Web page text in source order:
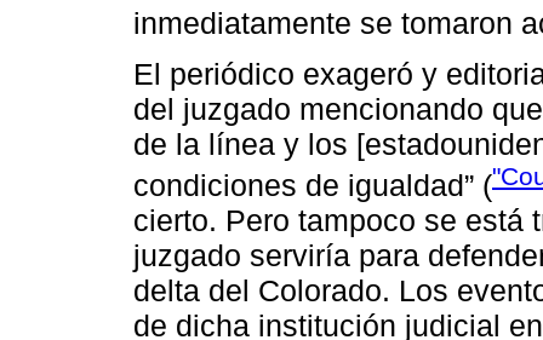
inmediatamente se tomaron
El periódico exageró y
del juzgado mencionando
de la línea y los
condiciones de igualdad” (
cierto. Pero tampoco se está
juzgado serviría para
delta del Colorado. Los
de dicha institución judicial